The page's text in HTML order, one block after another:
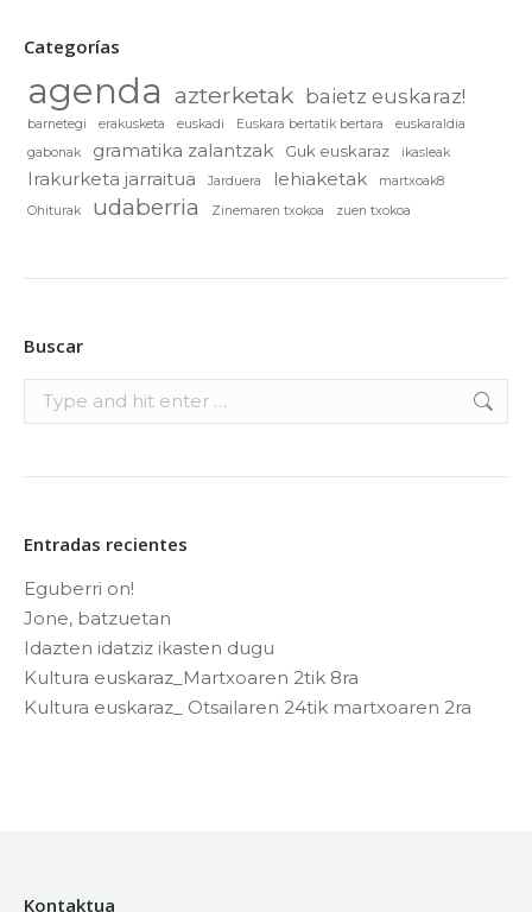
Categorías
agenda azterketak baietz euskaraz!
barnetegi erakusketa euskadi Euskara bertatik bertara
euskaraldia
gabonak
gramatika zalantzak Guk euskaraz ikasleak
Irakurketa jarraitua Jarduera lehiaketak
martxoak8
Ohiturak
udaberria Zinemaren txokoa zuen txokoa
Buscar
Search:
Entradas recientes
Eguberri on!
Jone, batzuetan
Idazten idatziz ikasten dugu
Kultura euskaraz_Martxoaren 2tik 8ra
Kultura euskaraz_ Otsailaren 24tik martxoaren 2ra
Kontaktua